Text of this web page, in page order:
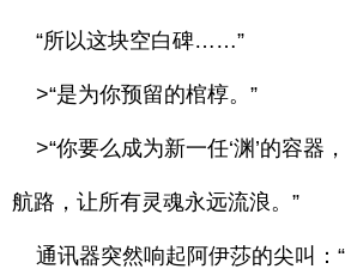
“所以这块空白碑……”
>“是为你预留的棺椁。”
>“你要么成为新一任‘渊’的容器
航路，让所有灵魂永远流浪。”
通讯器突然响起阿伊莎的尖叫：“